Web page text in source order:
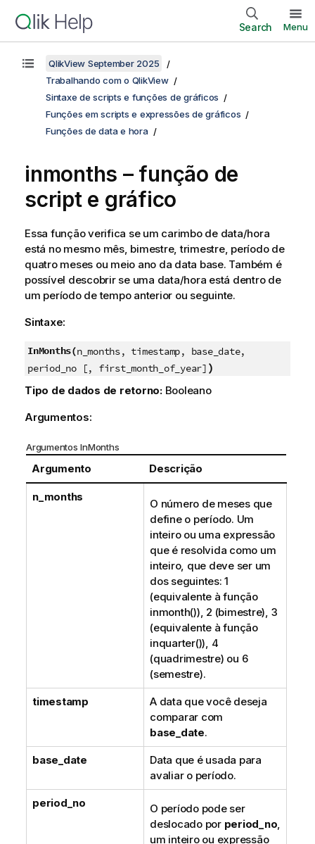
Search Menu
QlikView September 2025
Trabalhando com o QlikView
Sintaxe de scripts e funções de gráficos
Funções em scripts e expressões de gráficos
Funções de data e hora
inmonths – função de
script e gráfico
Essa função verifica se um carimbo de data/hora
está no mesmo mês, bimestre, trimestre, período de
quatro meses ou meio ano da data base. Também é
possível descobrir se uma data/hora está dentro de
um período de tempo anterior ou seguinte.
Sintaxe:
InMonths(n_months, timestamp, base_date,
period_no [, first_month_of_year] )
Tipo de dados de retorno:Booleano
Argumentos:
Argumentos InMonths
Argumento Descrição
n_months
O número de meses que
define o período. Um
inteiro ou uma expressão
que é resolvida como um
inteiro, que deve ser um
dos seguintes: 1
(equivalente à função
inmonth()), 2 (bimestre), 3
(equivalente à função
inquarter()), 4
(quadrimestre) ou 6
(semestre).
timestamp
A data que você deseja
comparar com
base_date.
base_date
Data que é usada para
avaliar o período.
period_no
O período pode ser
deslocado por period_no,
um inteiro ou expressão